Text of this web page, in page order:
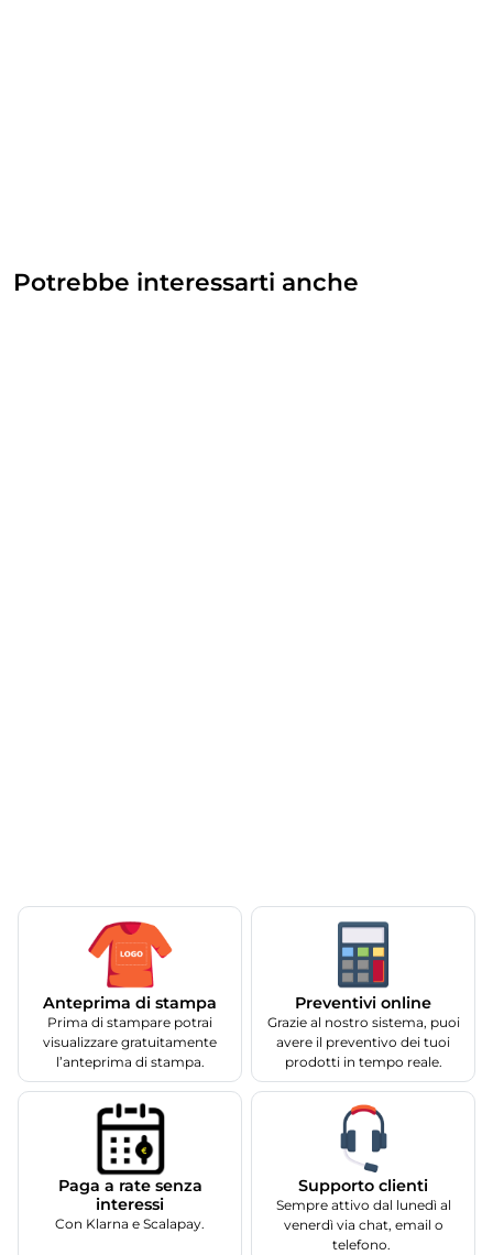
Potrebbe interessarti anche
Anteprima di stampa
Prima di stampare potrai
visualizzare gratuitamente
l’anteprima di stampa.
Preventivi online
Grazie al nostro sistema, puoi
avere il preventivo dei tuoi
prodotti in tempo reale.
Paga a rate senza
interessi
Con Klarna e Scalapay.
Supporto clienti
Sempre attivo dal lunedì al
venerdì via chat, email o
telefono.